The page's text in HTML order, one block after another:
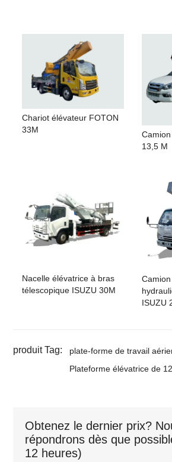
Chariot élévateur FOTON
33M
13,5 M
Nacelle élévatrice à bras
télescopique ISUZU 30M
ISUZU
produit Tag:
plate-forme de travail
Plateforme élévatrice de
Obtenez le dernier prix?
répondrons dès que
12 heures)